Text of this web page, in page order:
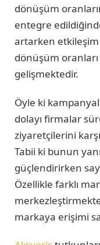
dönüşüm
entegre
artarken
dönüşüm
gelişmektedir.
Öyle ki
dolayı firmalar
ziyaretçilerini
Tabii ki bunun
güçlendirirken
Özellikle farklı
markaya erişimi